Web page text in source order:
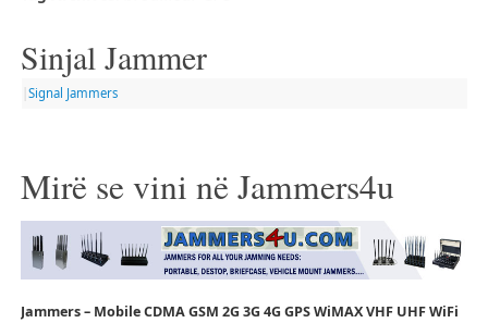
Sinjal Jammer
Signal Jammers
Mirë se vini në Jammers4u
Jammers – Mobile CDMA GSM 2G 3G 4G GPS WiMAX VHF UHF WiFi